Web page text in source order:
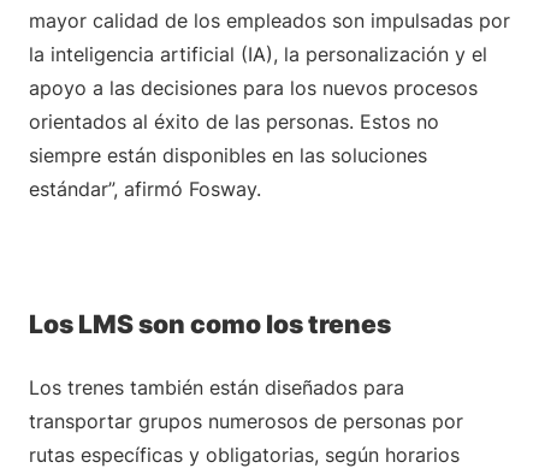
mayor calidad de los empleados son impulsadas por
la inteligencia artificial (IA), la personalización y el
apoyo a las decisiones para los nuevos procesos
orientados al éxito de las personas. Estos no
siempre están disponibles en las soluciones
estándar”, afirmó Fosway.
Los LMS son como los trenes
Los trenes también están diseñados para
transportar grupos numerosos de personas por
rutas específicas y obligatorias, según horarios